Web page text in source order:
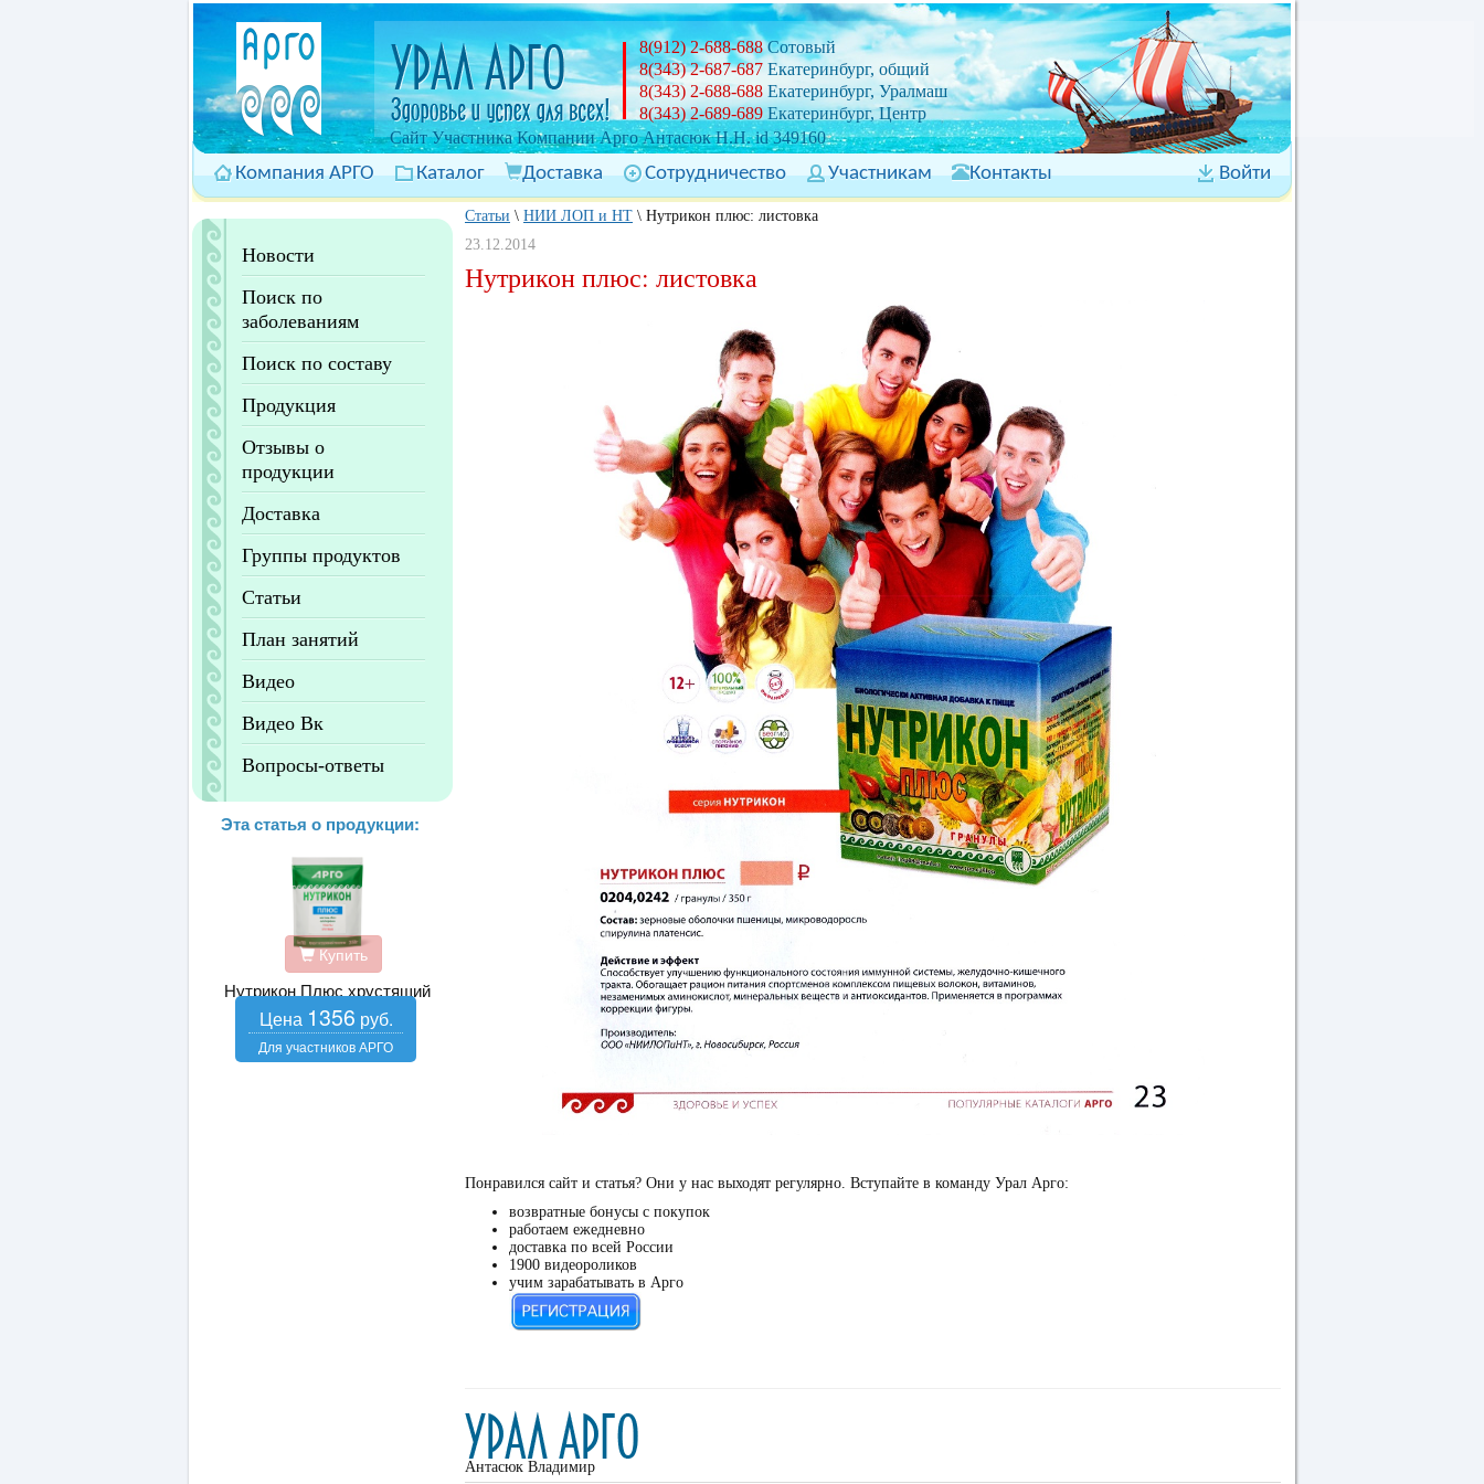
Cайт Участника Компании Арго Антасюк Н.Н. id 349160
8(912) 2-688-688Сотовый
8(343) 2-687-687 Екатеринбург, общий
8(343) 2-688-688 Екатеринбург, Уралмаш
8(343) 2-689-689 Екатеринбург, Центр
Компания АРГО Каталог Доставка Сотрудничество Участникам Контакты Войти
Новости
Поиск по
заболеваниям
Поиск по составу
Продукция
Отзывы о
продукции
Доставка
Группы продуктов
Статьи
План занятий
Видео
Видео Вк
Вопросы-ответы
Эта статья о продукции:
Купить
Нутрикон Плюс хрустящий
1356
Статьи \ НИИ ЛОП и НТ \ Нутрикон плюс: листовка
23.12.2014
Нутрикон плюс: листовка
Понравился сайт и статья? Они у нас выходят регулярно. Вступайте в команду Урал Арго:
возвратные бонусы с покупок
работаем ежедневно
доставка по всей России
1900 видеороликов
учим зарабатывать в Арго
Антасюк Владимир